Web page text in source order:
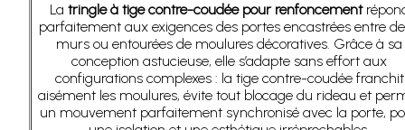
La tringle à tige contre-coudée pour renfoncement
parfaitement aux exigences des portes encastrées entre
murs ou entourées de moulures décoratives. Grâce à sa
conception astucieuse, elle s’adapte sans effort aux
configurations complexes : la tige contre-coudée franchit
aisément les moulures, évite tout blocage du rideau et
un mouvement parfaitement synchronisé avec la porte,